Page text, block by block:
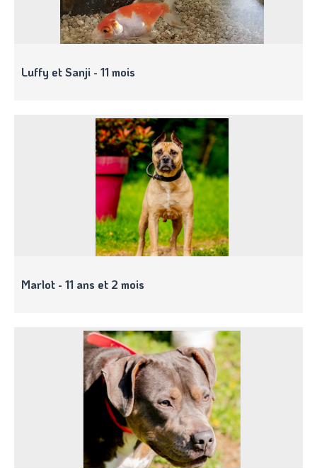
Luffy et Sanji - 11 mois
Marlot - 11 ans et 2 mois